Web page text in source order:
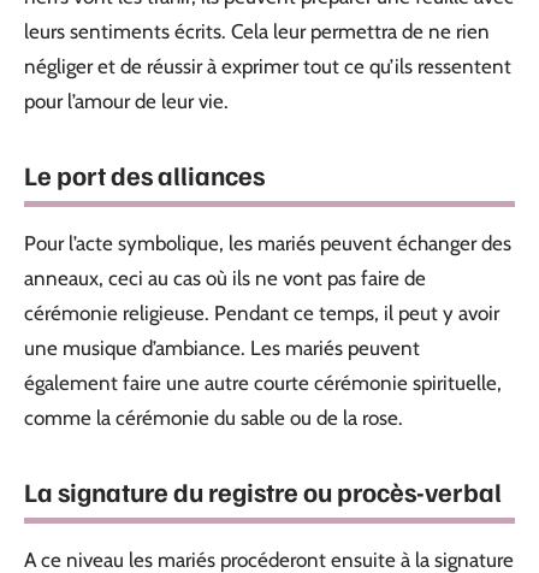
leurs sentiments écrits. Cela leur permettra de ne rien
négliger et de réussir à exprimer tout ce qu’ils ressentent
pour l’amour de leur vie.
Le port des alliances
Pour l’acte symbolique, les mariés peuvent échanger des
anneaux, ceci au cas où ils ne vont pas faire de
cérémonie religieuse. Pendant ce temps, il peut y avoir
une musique d’ambiance. Les mariés peuvent
également faire une autre courte cérémonie spirituelle,
comme la cérémonie du sable ou de la rose.
La signature du registre ou procès-verbal
A ce niveau les mariés procéderont ensuite à la signature